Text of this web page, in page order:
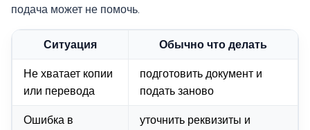
подача может не помочь.
Ситуация Обычно что делать
Не хватает копии
или перевода
подготовить документ и
подать заново
Ошибка в
уточнить реквизиты и